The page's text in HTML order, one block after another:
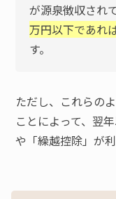
が源泉徴収され
万円以下であれ
す。
ただし、これらの
ことによって、翌
や「繰越控除」が利